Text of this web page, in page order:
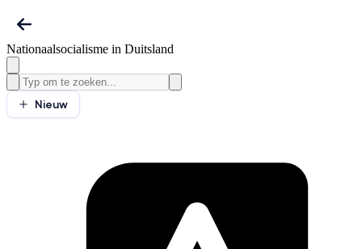
Nationaalsocialisme in Duitsland
Nieuw